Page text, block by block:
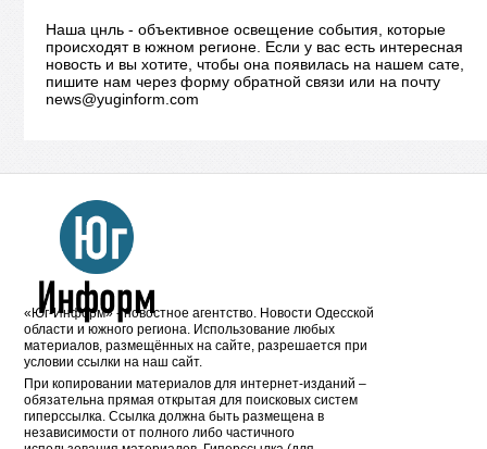
Наша цнль - объективное освещение события, которые
происходят в южном регионе. Если у вас есть интересная
новость и вы хотите, чтобы она появилась на нашем сате,
пишите нам через форму обратной связи или на почту
news@yuginform.com
«Юг-Информ» - новостное агентство. Новости Одесской
области и южного региона. Использование любых
материалов, размещённых на сайте, разрешается при
условии ссылки на наш сайт.
При копировании материалов для интернет-изданий –
обязательна прямая открытая для поисковых систем
гиперссылка. Ссылка должна быть размещена в
независимости от полного либо частичного